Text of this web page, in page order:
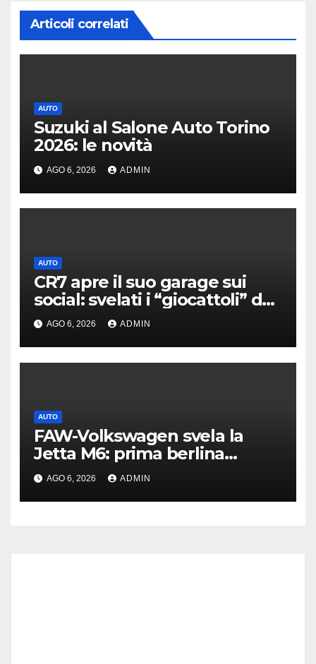
Articoli correlati
AUTO
Suzuki al Salone Auto Torino
2026: le novità
AGO 6, 2026 ADMIN
AUTO
CR7 apre il suo garage sui
social: svelati i “giocattoli” da
oltre 40 milioni
AGO 6, 2026 ADMIN
AUTO
FAW-Volkswagen svela la
Jetta M6: prima berlina
elettrica del marchio
AGO 6, 2026 ADMIN